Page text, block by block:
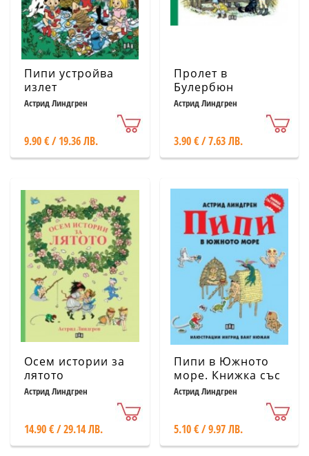
Пипи устройва
излет
Астрид Линдгрен
9.90 € / 19.36 ЛВ.
Пролет в
Булербюн
Астрид Линдгрен
3.90 € / 7.63 ЛВ.
Осем истории за
лятото
Астрид Линдгрен
14.90 € / 29.14 ЛВ.
Пипи в Южното
море. Книжка със
стикери
Астрид Линдгрен
5.10 € / 9.97 ЛВ.